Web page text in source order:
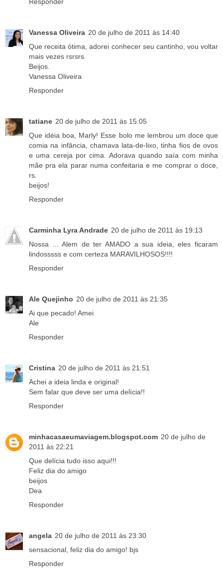
Responder
Vanessa Oliveira 20 de julho de 2011 às 14:40
Que receita ótima, adorei conhecer seu cantinho, vou voltar
mais vezes rsrsrs.
Beijos.
Vanessa Oliveira
Responder
tatiane 20 de julho de 2011 às 15:05
Que idéia boa, Marly! Esse bolo me lembrou um doce que
comia na infância, chamava lata-de-lixo, tinha fios de ovos
e uma cereja por cima. Adorava quando saía com minha
mãe pra ela parar numa confeitaria e me comprar o doce,
rs.
beijos!
Responder
Carminha Lyra Andrade 20 de julho de 2011 às 19:13
Nossa ... Alem de ter AMADO a sua ideia, eles ficaram
lindosssss e com certeza MARAVILHOSOS!!!!
Responder
Ale Quejinho 20 de julho de 2011 às 21:35
Ai que pecado! Amei
Ale
Responder
Cristina 20 de julho de 2011 às 21:51
Achei a ideia linda e original!
Sem falar que deve ser uma delícia!!
Responder
minhacasaeumaviagem.blogspot.com 20 de julho de
2011 às 22:21
Que delícia tudo isso aqui!!!
Feliz dia do amigo
beijos
Dea
Responder
angela 20 de julho de 2011 às 23:30
sensacional, feliz dia do amigo! bjs
Responder